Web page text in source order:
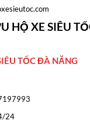
HỘ XE SIÊU
TỐC ĐÀ NĂNG
24